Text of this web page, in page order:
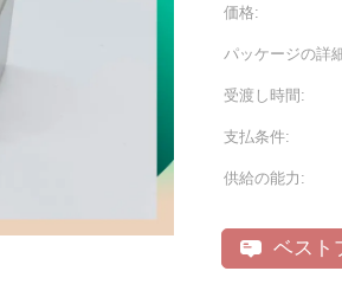
価格:
パッケージの詳
受渡し時間:
支払条件:
供給の能力:
ベスト